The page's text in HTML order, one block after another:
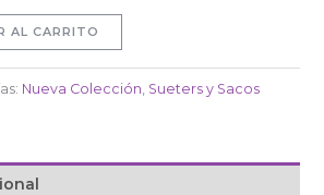
AL CARRITO
Nueva Colección Sueters y Sacos